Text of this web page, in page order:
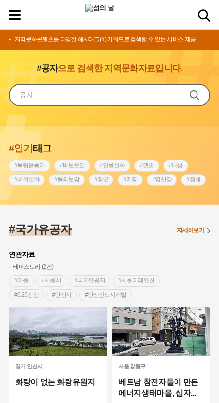
지역문화콘텐츠를 다양한 해시태그(#) 키워드로 검색할 수 있는 서비스 제공
#공자으로 검색한 지역문화자료입니다.
#인기태그
#독립운동가 #바보온달 #인물설화 #갯벌 #내성
#바위설화 #동의보감 #장군 #지명 #영산강 #징채
#인천 #외성 #낙성대
#황해도
#조선역사
#왕건 #전라남도 지명유래 #목민관 #강감찬
#온라인 생활사박물관 #강동구 #제주도설화
#여성독립운동가 #조선시대 문신 #3.1운동 #애민
#김마리아 #여성 독립운동가 #28독립선언 #온달
#문화유산 #노원구 #마을 #전설 #박물관
#경기도설화 #강서구 #공예품 #원호원두표묘역 #용인
#지명유래 #대한민국임시정부
#용인의 전설 #끈기 #산성 #동화 #생활용품
#부산 #항일투쟁
#국가유공자
연관자료
테마스토리 (2건)
#마을
#서울시 #국가유공자 #서울미래유산
#6.25전쟁 #안산시 #안산신도시개발
#화랑도정신 #상이군경 #화랑유원지
자세히보기
경기 안산시
화랑이 없는 화랑유원지
서울 강동구
베트남 참전자들이 만든
에너지생태마을, 십자...